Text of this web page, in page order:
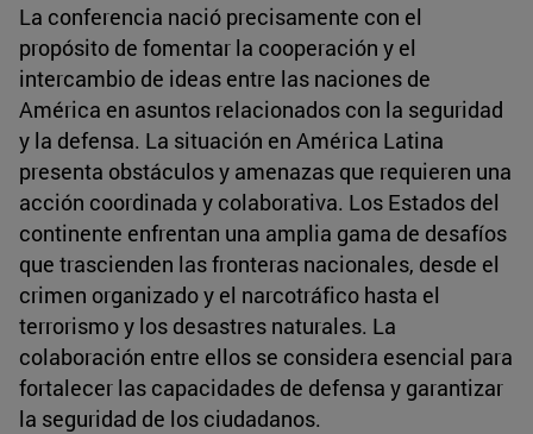
La conferencia nació precisamente con el
propósito de fomentar la cooperación y el
intercambio de ideas entre las naciones de
América en asuntos relacionados con la seguridad
y la defensa. La situación en América Latina
presenta obstáculos y amenazas que requieren una
acción coordinada y colaborativa. Los Estados del
continente enfrentan una amplia gama de desafíos
que trascienden las fronteras nacionales, desde el
crimen organizado y el narcotráfico hasta el
terrorismo y los desastres naturales. La
colaboración entre ellos se considera esencial para
fortalecer las capacidades de defensa y garantizar
la seguridad de los ciudadanos.